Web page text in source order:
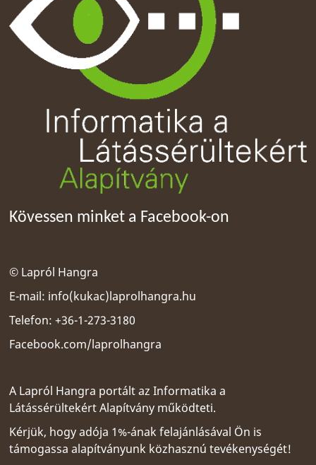
Kövessen minket a Facebook-on
© Lapról Hangra
E-mail: info(kukac)laprolhangra.hu
Telefon: +36-1-273-3180
Facebook.com/laprolhangra
A Lapról Hangra portált azInformatika a
Látássérültekért Alapítvány működteti.
Kérjük, hogy adója 1%-ának felajánlásával Ön is
támogassa alapítványunk közhasznú tevékenységét!